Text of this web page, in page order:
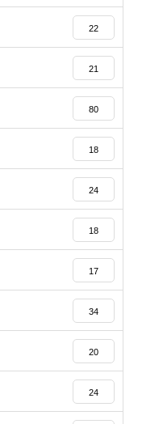
22
21
80
18
24
18
17
34
20
24